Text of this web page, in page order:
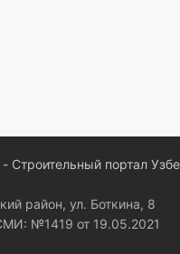
портал
район, ул. Боткина, 8
№1419 от 19.05.2021